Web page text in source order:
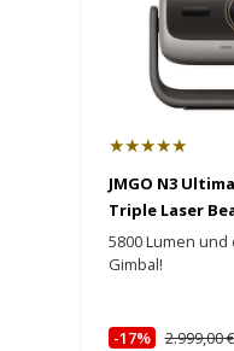
★★★★★
JMGO N3
Triple Laser
5800 Lumen
Gimbal!
-17% 2.999,00 €